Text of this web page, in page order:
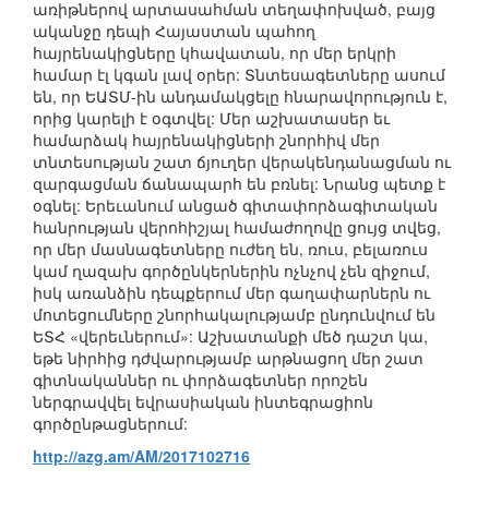
առիթներով արտասահման տեղափոխված, բայց
ականջը դեպի Հայաստան պահող
հայրենակիցները կհավատան, որ մեր երկրի
համար էլ կգան լավ օրեր: Տնտեսագետները ասում
են, որ ԵԱՏՄ-ին անդամակցելը հնարավորություն է,
որից կարելի է օգտվել: Մեր աշխատասեր եւ
համարձակ հայրենակիցների շնորհիվ մեր
տնտեսության շատ ճյուղեր վերակենդանացման ու
զարգացման ճանապարհ են բռնել: Նրանց պետք է
օգնել: Երեւանում անցած գիտափորձագիտական
հանրության վերոհիշյալ համաժողովը ցույց տվեց,
որ մեր մասնագետները ուժեղ են, ռուս, բելառուս
կամ ղազախ գործընկերներին ոչնչով չեն զիջում,
իսկ առանձին դեպքերում մեր գաղափարներն ու
մոտեցումները շնորհակալությամբ ընդունվում են
ԵՏՀ «վերեւներում»: Աշխատանքի մեծ դաշտ կա,
եթե նիրհից դժվարությամբ արթնացող մեր շատ
գիտնականներ ու փորձագետներ որոշեն
ներգրավվել եվրասիական ինտեգրացիոն
գործընթացներում:
http://azg.am/AM/2017102716